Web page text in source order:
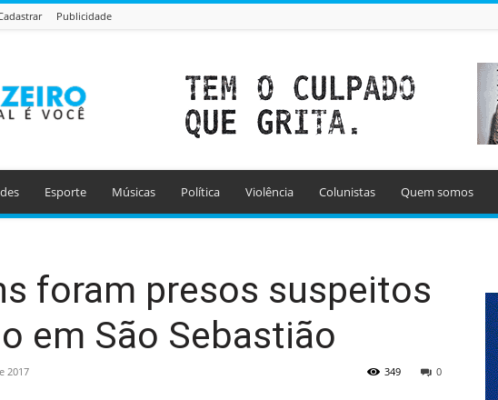
Publicidade
Esporte Músicas Política Violência Colunistas Quem somos
foram presos suspeitos
em São Sebastião
2017 0
349